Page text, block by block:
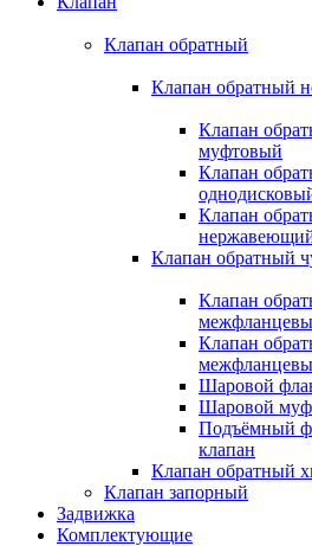
Клапан обратный
Клапан обратный
Клапан
муфтовый
Клапан
Клапан
Клапан обратный
Клапан
Клапан
Шаровой
Шаровой
Подъёмный
клапан
Клапан обратный
Клапан запорный
Задвижка
Комплектующие